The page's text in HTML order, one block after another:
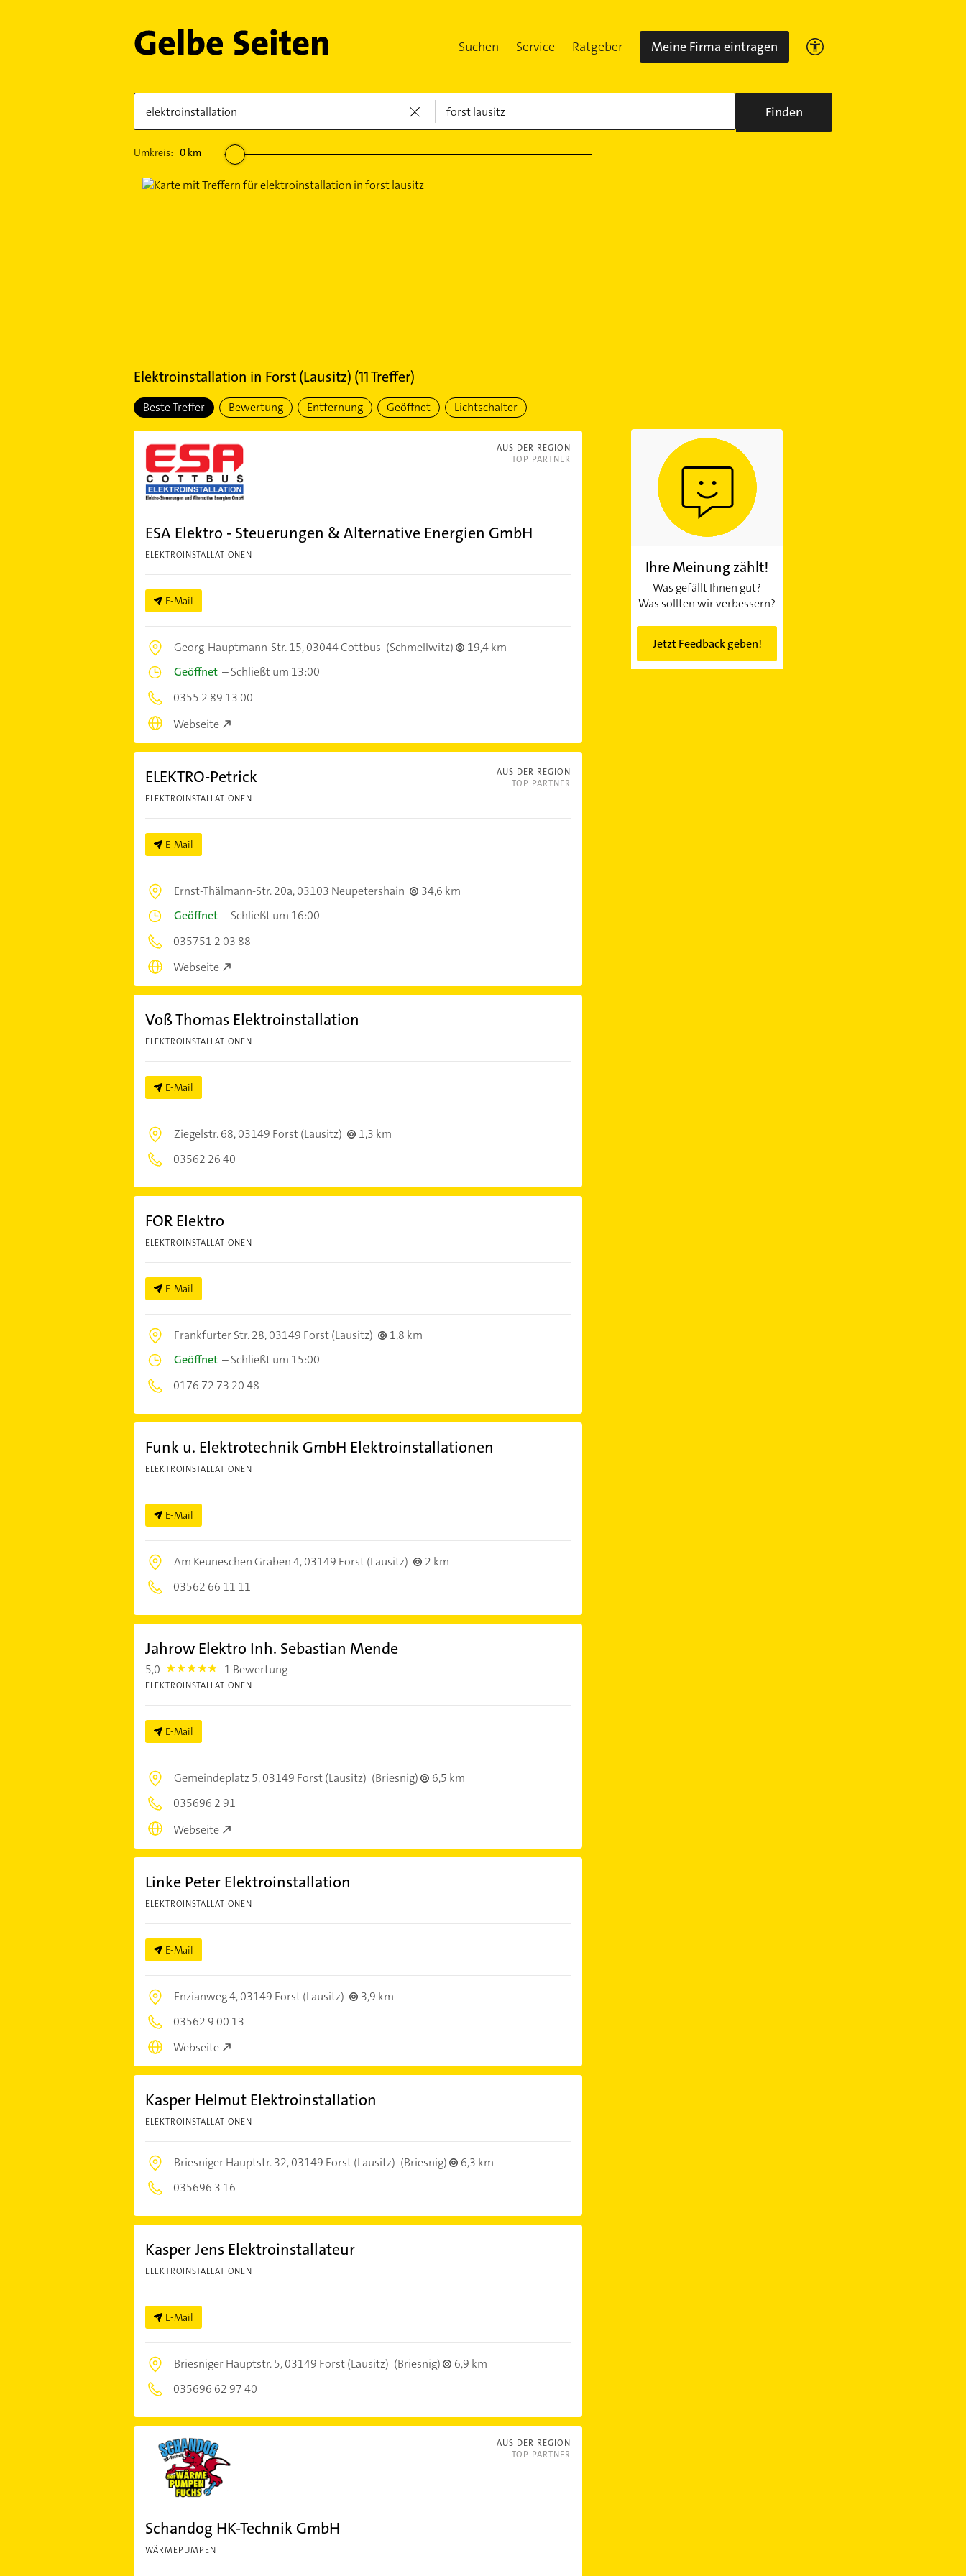
Suchen Service Ratgeber Meine Firma eintragen
Finden
Umkreis: 0km
Elektroinstallation in Forst (Lausitz) (11Treffer)
Beste Treffer Bewertung Entfernung Geöffnet Lichtschalter
AUS DER REGION
TOP PARTNER
ESA Elektro - Steuerungen & Alternative Energien GmbH
ELEKTROINSTALLATIONEN
E-Mail
Georg-Hauptmann-Str. 15,03044 Cottbus (Schmellwitz)
19,4 km
Geöffnet–Schließt um 13:00
0355 2 89 13 00
Webseite
AUS DER REGION
TOP PARTNER
ELEKTRO-Petrick
ELEKTROINSTALLATIONEN
E-Mail
Ernst-Thälmann-Str. 20a,03103 Neupetershain
34,6 km
Geöffnet–Schließt um 16:00
035751 2 03 88
Webseite
Voß Thomas Elektroinstallation
ELEKTROINSTALLATIONEN
E-Mail
Ziegelstr. 68,03149 Forst (Lausitz)
1,3 km
03562 26 40
FOR Elektro
ELEKTROINSTALLATIONEN
E-Mail
Frankfurter Str. 28,03149 Forst (Lausitz)
1,8 km
Geöffnet–Schließt um 15:00
0176 72 73 20 48
Funk u. Elektrotechnik GmbH Elektroinstallationen
ELEKTROINSTALLATIONEN
E-Mail
Am Keuneschen Graben 4,03149 Forst (Lausitz)
2 km
03562 66 11 11
Jahrow Elektro Inh. Sebastian Mende
5,0 5.0 1 Bewertung
ELEKTROINSTALLATIONEN
E-Mail
Gemeindeplatz 5,03149 Forst (Lausitz) (Briesnig)
6,5 km
035696 2 91
Webseite
Linke Peter Elektroinstallation
ELEKTROINSTALLATIONEN
E-Mail
Enzianweg 4,03149 Forst (Lausitz)
3,9 km
03562 9 00 13
Webseite
Kasper Helmut Elektroinstallation
ELEKTROINSTALLATIONEN
Briesniger Hauptstr. 32,03149 Forst (Lausitz) (Briesnig)
6,3 km
035696 3 16
Kasper Jens Elektroinstallateur
ELEKTROINSTALLATIONEN
E-Mail
Briesniger Hauptstr. 5,03149 Forst (Lausitz) (Briesnig)
6,9 km
035696 62 97 40
AUS DER REGION
TOP PARTNER
Schandog HK-Technik GmbH
WÄRMEPUMPEN
Ihre Meinung zählt!
Was gefällt Ihnen gut?
Was sollten wir verbessern?
Jetzt Feedback geben!